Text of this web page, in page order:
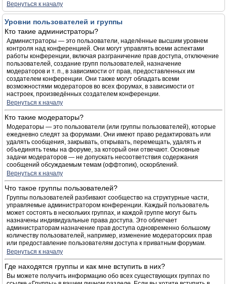
Вернуться к началу
Уровни пользователей и группы
Кто такие администраторы?
Администраторы — это пользователи, наделённые высшим уровнем
контроля над конференцией. Они могут управлять всеми аспектами
работы конференции, включая разграничение прав доступа, отключение
пользователей, создание групп пользователей, назначение
модераторов и т. п., в зависимости от прав, предоставленных им
создателем конференции. Они также могут обладать всеми
возможностями модераторов во всех форумах, в зависимости от
настроек, произведённых создателем конференции.
Вернуться к началу
Кто такие модераторы?
Модераторы — это пользователи (или группы пользователей), которые
ежедневно следят за форумами. Они имеют право редактировать или
удалять сообщения, закрывать, открывать, перемещать, удалять и
объединять темы на форуме, за который они отвечают. Основные
задачи модераторов — не допускать несоответствия содержания
сообщений обсуждаемым темам (оффтопик), оскорблений.
Вернуться к началу
Что такое группы пользователей?
Группы пользователей разбивают сообщество на структурные части,
управляемые администратором конференции. Каждый пользователь
может состоять в нескольких группах, и каждой группе могут быть
назначены индивидуальные права доступа. Это облегчает
администраторам назначение прав доступа одновременно большому
количеству пользователей, например, изменение модераторских прав
или предоставление пользователям доступа к приватным форумам.
Вернуться к началу
Где находятся группы и как мне вступить в них?
Вы можете получить информацию обо всех существующих группах по